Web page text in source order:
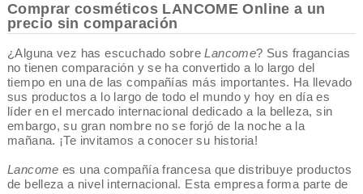
Comprar cosméticos LANCOME Online a un
precio sin comparación
¿Alguna vez has escuchado sobreLancome? Sus fragancias
no tienen comparación y se ha convertido a lo largo del
tiempo en una de las compañías más importantes. Ha llevado
sus productos a lo largo de todo el mundo y hoy en día es
líder en el mercado internacional dedicado a la belleza, sin
embargo, su gran nombre no se forjó de la noche a la
mañana. ¡Te invitamos a conocer su historia!
Lancomees una compañía francesa que distribuye productos
de belleza a nivel internacional. Esta empresa forma parte de